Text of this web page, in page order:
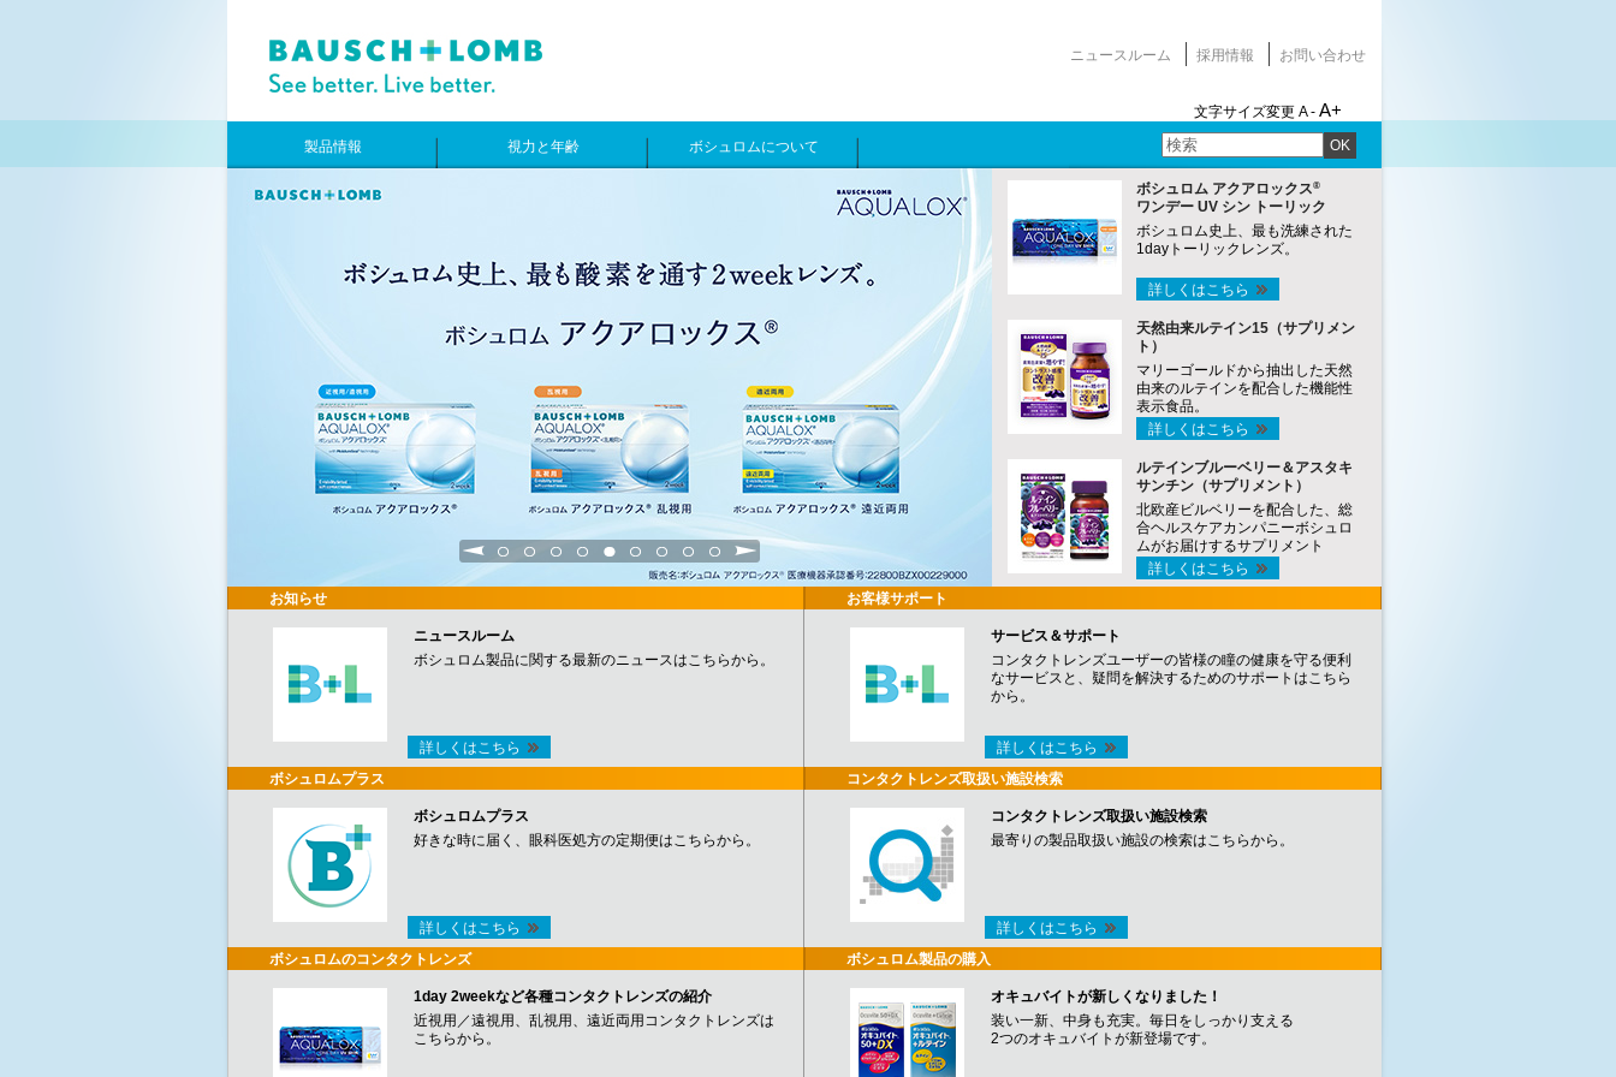
ニュースルーム 採用情報 お問い合わせ
文字サイズ変更 A - A+
OK
製品情報 視力と年齢 ボシュロムについて
1 2 3 4 5 6 7 8 9
ボシュロム アクアロックス®
ワンデー UV シン トーリック
ボシュロム史上、最も洗練された
1dayトーリックレンズ。
詳しくはこちら
天然由来ルテイン15（サプリメン
ト）
マリーゴールドから抽出した天然
由来のルテインを配合した機能性
表示食品。
詳しくはこちら
ルテインブルーベリー＆アスタキ
サンチン（サプリメント）
北欧産ビルベリーを配合した、総
合ヘルスケアカンパニーボシュロ
ムがお届けするサプリメント
詳しくはこちら
お知らせ
ニュースルーム
ボシュロム製品に関する最新のニュースはこちらから。
詳しくはこちら
ボシュロムプラス
ボシュロムプラス
好きな時に届く、眼科医処方の定期便はこちらから。
詳しくはこちら
ボシュロムのコンタクトレンズ
1day 2weekなど各種コンタクトレンズの紹介
近視用／遠視用、乱視用、遠近両用コンタクトレンズは
こちらから。
お客様サポート
サービス＆サポート
コンタクトレンズユーザーの皆様の瞳の健康を守る便利
なサービスと、疑問を解決するためのサポートはこちら
から。
詳しくはこちら
コンタクトレンズ取扱い施設検索
コンタクトレンズ取扱い施設検索
最寄りの製品取扱い施設の検索はこちらから。
詳しくはこちら
ボシュロム製品の購入
オキュバイトが新しくなりました！
装い一新、中身も充実。毎日をしっかり支える
2つのオキュバイトが新登場です。